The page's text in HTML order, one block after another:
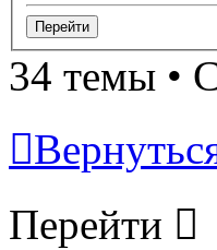
34 темы •
Перейти